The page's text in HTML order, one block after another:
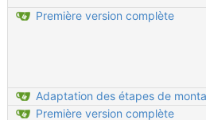
Première version complète
Première version complète